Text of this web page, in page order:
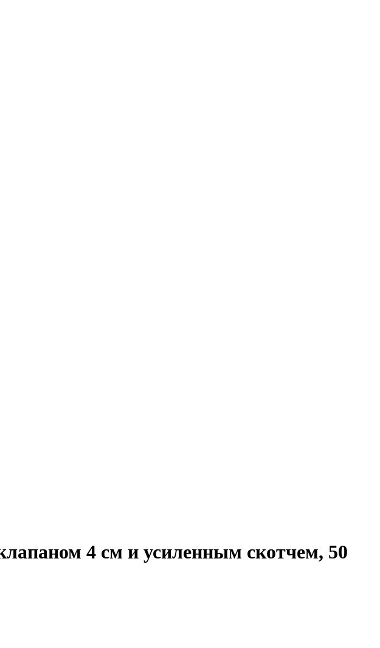
4 см и усиленным скотчем, 50